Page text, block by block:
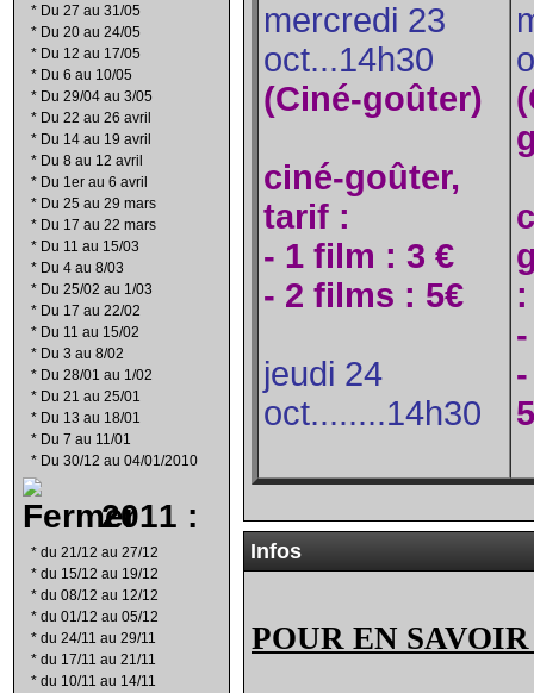
* Du 27 au 31/05
* Du 20 au 24/05
* Du 12 au 17/05
* Du 6 au 10/05
* Du 29/04 au 3/05
* Du 22 au 26 avril
* Du 14 au 19 avril
* Du 8 au 12 avril
* Du 1er au 6 avril
* Du 25 au 29 mars
* Du 17 au 22 mars
* Du 11 au 15/03
* Du 4 au 8/03
* Du 25/02 au 1/03
* Du 17 au 22/02
* Du 11 au 15/02
* Du 3 au 8/02
* Du 28/01 au 1/02
* Du 21 au 25/01
* Du 13 au 18/01
* Du 7 au 11/01
* Du 30/12 au 04/01/2010
2011 :
* du 21/12 au 27/12
* du 15/12 au 19/12
* du 08/12 au 12/12
* du 01/12 au 05/12
* du 24/11 au 29/11
* du 17/11 au 21/11
* du 10/11 au 14/11
mercredi 23
oct...14h30
(Ciné-goûter)
ciné-goûter,
tarif :
- 1 film : 3 €
- 2 films : 5€
jeudi 24
oct........14h30
:
Infos
POUR EN